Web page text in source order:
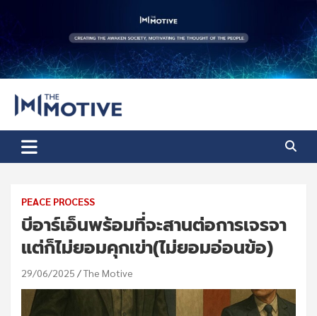
content
The Motive
PEACE PROCESS
บีอาร์เอ็นพร้อมที่จะสานต่อการเจรจา
แต่ก็ไม่ยอมคุกเข่า(ไม่ยอมอ่อนข้อ)
29/06/2025 The Motive